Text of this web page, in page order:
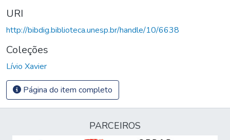
URI
http://bibdig.biblioteca.unesp.br/handle/10/6638
Coleções
Lívio Xavier
Página do item completo
PARCEIROS